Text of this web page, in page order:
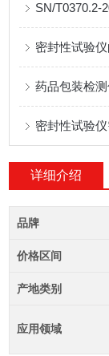
SN/T0370.2-
密封性试验
药品包装检
密封性试验
详细介绍
品牌
价格区间
产地类别
应用领域